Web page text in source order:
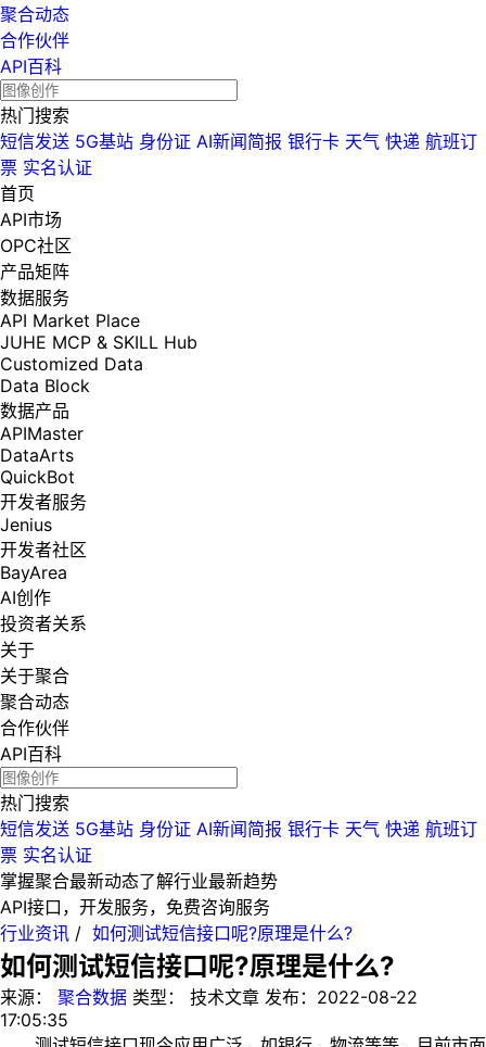
聚合动态
合作伙伴
API百科
热门搜索
短信发送 5G基站 身份证 AI新闻简报 银行卡 天气 快递 航班订
票 实名认证
首页
API市场
OPC社区
产品矩阵
数据服务
API Market Place
JUHE MCP & SKILL Hub
Customized Data
Data Block
数据产品
APIMaster
DataArts
QuickBot
开发者服务
Jenius
开发者社区
BayArea
AI创作
投资者关系
关于
关于聚合
聚合动态
合作伙伴
API百科
热门搜索
短信发送 5G基站 身份证 AI新闻简报 银行卡 天气 快递 航班订
票 实名认证
掌握聚合最新动态了解行业最新趋势
API接口，开发服务，免费咨询服务
行业资讯 / 如何测试短信接口呢?原理是什么?
如何测试短信接口呢?原理是什么?
来源： 聚合数据 类型： 技术文章 发布： 2022-08-22
17:05:35